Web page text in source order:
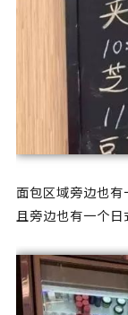
面包区域旁边也
且旁边也有一个日